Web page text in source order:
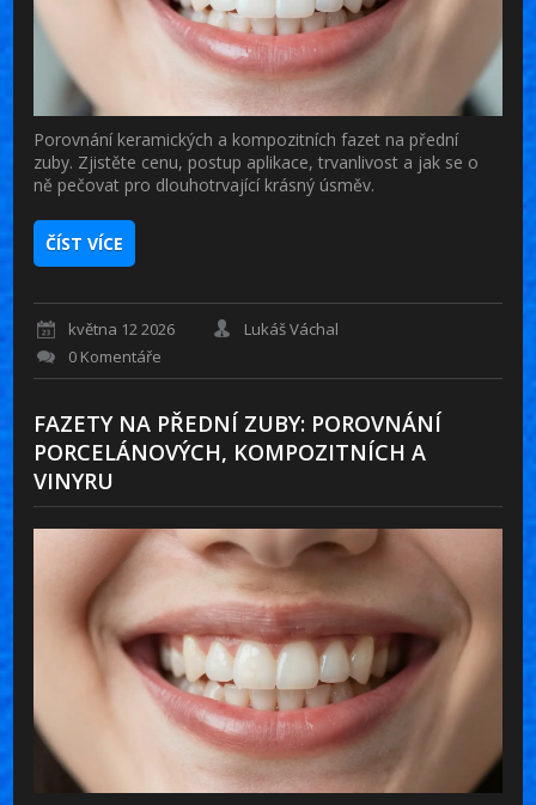
Porovnání keramických a kompozitních fazet na přední
zuby. Zjistěte cenu, postup aplikace, trvanlivost a jak se o
ně pečovat pro dlouhotrvající krásný úsměv.
ČÍST VÍCE
května 12 2026
Lukáš Váchal
0 Komentáře
FAZETY NA PŘEDNÍ ZUBY: POROVNÁNÍ
PORCELÁNOVÝCH, KOMPOZITNÍCH A
VINYRU